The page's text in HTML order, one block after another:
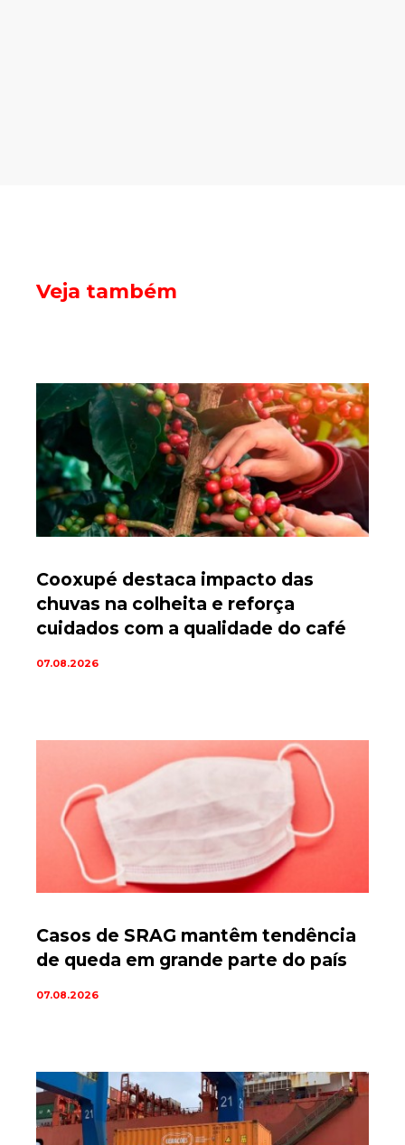
Veja também
Cooxupé destaca impacto das
chuvas na colheita e reforça
cuidados com a qualidade do café
07.08.2026
Casos de SRAG mantêm tendência
de queda em grande parte do país
07.08.2026